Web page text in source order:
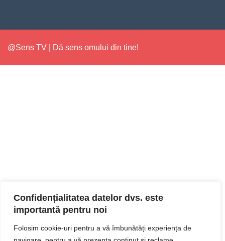
Confidențialitatea datelor dvs. este
importantă pentru noi
Folosim cookie-uri pentru a vă îmbunătăți experiența de
@Sens TV | Dă sens omului din tine!